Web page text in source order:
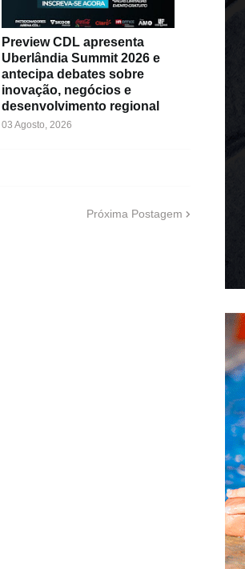
Preview CDL apresenta
Uberlândia Summit 2026 e
antecipa debates sobre
inovação, negócios e
desenvolvimento regional
03 Agosto, 2026
Próxima Postagem